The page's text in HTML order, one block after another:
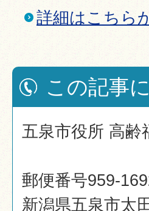
詳細はこちら
この記事
五泉市役所 高齢
郵便番号959-
新潟県五泉市太